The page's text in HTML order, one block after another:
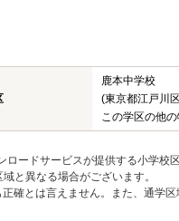
鹿本中学校
(東京都江戸川
この学区の他
ードサービスが提供する小学校
と異なる場合がございます。
確とは言えません。また、通学